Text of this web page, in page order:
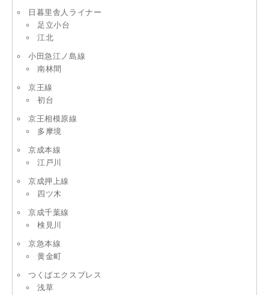
日暮里舎人ライナー
足立小台
江北
小田急江ノ島線
南林間
京王線
初台
京王相模原線
多摩境
京成本線
江戸川
京成押上線
四ツ木
京成千葉線
検見川
京急本線
黄金町
つくばエクスプレス
浅草